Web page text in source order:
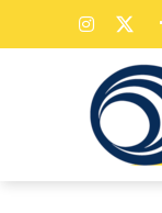
Instagram